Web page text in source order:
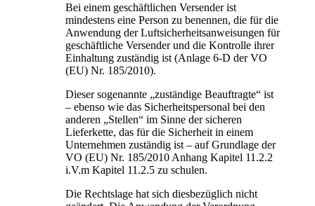
Bei einem geschäftlichen Versender ist
mindestens eine Person zu benennen, die für die
Anwendung der Luftsicherheitsanweisungen für
geschäftliche Versender und die Kontrolle ihrer
Einhaltung zuständig ist (Anlage 6-D der VO
(EU) Nr. 185/2010).
Dieser sogenannte „zuständige Beauftragte“ ist
– ebenso wie das Sicherheitspersonal bei den
anderen „Stellen“ im Sinne der sicheren
Lieferkette, das für die Sicherheit in einem
Unternehmen zuständig ist – auf Grundlage der
VO (EU) Nr. 185/2010 Anhang Kapitel 11.2.2
i.V.m Kapitel 11.2.5 zu schulen.
Die Rechtslage hat sich diesbezüglich nicht